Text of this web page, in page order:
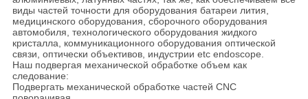
виды частей точности для оборудования батареи лития,
медицинского оборудования, сборочного оборудования
автомобиля, технологического оборудования жидкого
кристалла, коммуникационного оборудования оптической
связи, оптически объективов, индустрии etc endoscope.
Наш подвергая механической обработке объем как
следование:
Подвергать механической обработке частей CNC